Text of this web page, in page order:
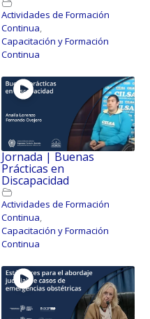
Actividades de Formación
Continua,
Capacitación y Formación
Continua
Jornada | Buenas
Prácticas en
Discapacidad
Actividades de Formación
Continua,
Capacitación y Formación
Continua